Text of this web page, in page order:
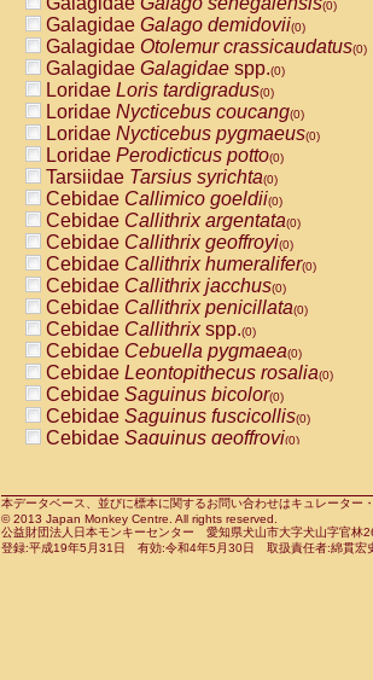
(0)
AtelidaeAteles geoffroyi(0)
AtelidaeAteles paniscus(0)
AtelidaeAtelesspp.(0)
Atelidae Lagothrix lagothricha
AtelidaeLagothrix lagothricha cana
PitheciidaeCacajao calvus
PitheciidaeCallicebus cupreus
PitheciidaeCallicebus donacophilus
PitheciidaeCallicebus moloch
PitheciidaeCallicebus torquatus
PitheciidaeCallicebusspp.(0)
PitheciidaeChiropotes satanas(0)
PitheciidaePithecia monachus
PitheciidaePithecia pithecia(0)
CercopithecidaeCercocebus agilis
CercopithecidaeCercocebus
CercopithecidaeCercocebus
CercopithecidaeCercocebus
CercopithecidaeCercocebus
CercopithecidaeCercocebushybrid
CercopithecidaePapio anubis(0)
CercopithecidaePapio cynocephalus
CercopithecidaePapio hamadryas(0)
(0)
Galagidae Galago demidovii(0)
Galagidae Otolemur crassicaudatus(0)
Galagidae Galagidae spp.(0)
Loridae Loris tardigradus(0)
Loridae Nycticebus coucang(0)
Loridae Nycticebus pygmaeus(0)
Loridae Perodicticus potto(0)
Tarsiidae Tarsius syrichta(0)
Cebidae Callimico goeldii(0)
Cebidae Callithrix argentata(0)
Cebidae Callithrix geoffroyi(0)
Cebidae Callithrix humeralifer(0)
Cebidae Callithrix jacchus(0)
Cebidae Callithrix penicillata(0)
Cebidae Callithrixspp.(0)
Cebidae Cebuella pygmaea(0)
Cebidae Leontopithecus rosalia(0)
Cebidae Saguinus bicolor(0)
Cebidae Saguinus fuscicollis(0)
Cebidae Saguinus geoffroyi(0)
CebidaeSaguinus leucopus(0)
CebidaeSaguinus midas(0)
Cebidae Saguinus mystax(0)
本データベース、並びに標本に関するお問い合わせはキュレータ
© 2013 Japan Monkey Centre. All rights reserved.
公益財団法人日本モンキーセンター 愛知県犬山市大字犬山字官
登録:平成19年5月31日 有効:令和4年5月30日 取扱責任者:綿貫宏